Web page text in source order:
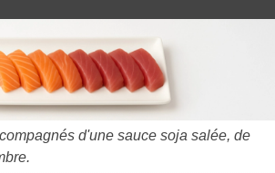
d'une sauce soja salée, de